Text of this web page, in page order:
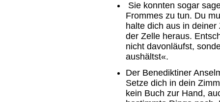
Sie konnten sogar
Frommes zu tun. Du
halte dich aus in
der Zelle heraus.
nicht davonläufst,
aushältst«.
Der Benediktiner
Setze dich in dein
kein Buch zur Hand,